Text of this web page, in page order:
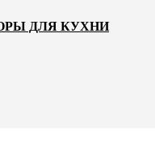
ДЛЯ КУХНИ